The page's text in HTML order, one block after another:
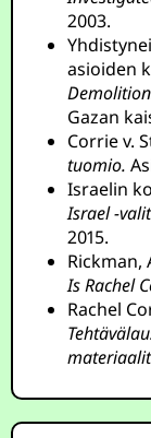
2003.
asioiden
Gazan
Corrie v.
tuomio.
Israelin
Israel -
2015.
Rickman,
Is Rachel
Rachel
materiaalit